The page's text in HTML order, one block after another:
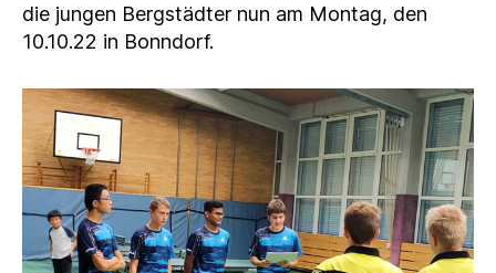
die jungen Bergstädter nun am Montag, den
10.10.22 in Bonndorf.